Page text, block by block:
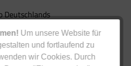
Um unsere Website für
und fortlaufend zu
wir Cookies. Durch
Deutschlands